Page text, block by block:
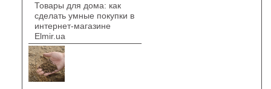
Товары для дома: как
сделать умные покупки в
интернет-магазине
Elmir.ua